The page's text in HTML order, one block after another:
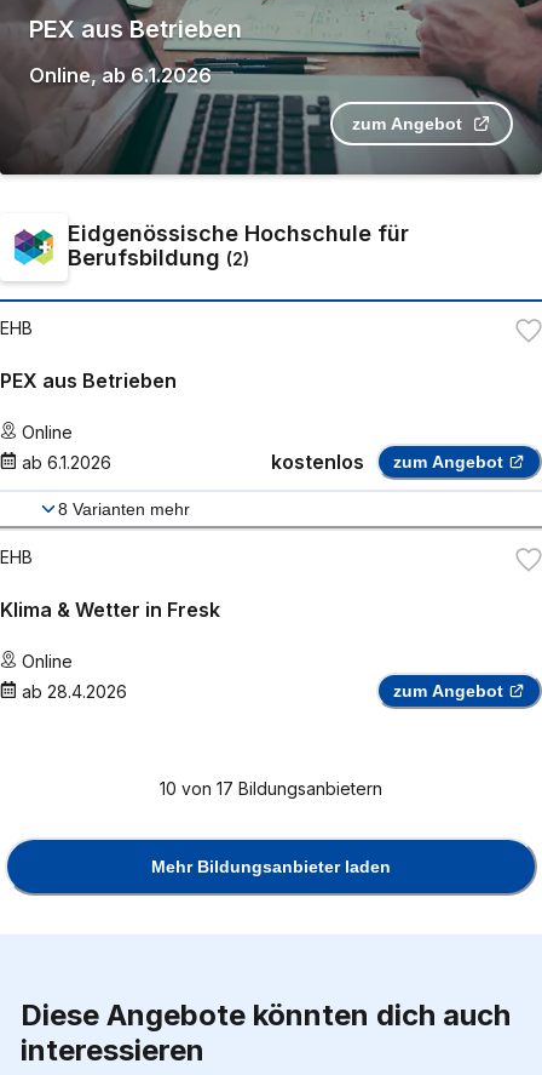
PEX aus Betrieben
Online,ab 6.1.2026
zum Angebot
Eidgenössische Hochschule für
Berufsbildung (2)
EHB
PEX aus Betrieben
Online
ab 6.1.2026 kostenlos zum Angebot
8 Varianten mehr
EHB
Klima & Wetter in Fresk
Online
ab 28.4.2026 zum Angebot
10 von 17 Bildungsanbietern
Mehr Bildungsanbieter laden
Diese Angebote könnten dich auch
interessieren